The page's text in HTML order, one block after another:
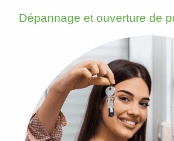
Dépannage et ouverture de